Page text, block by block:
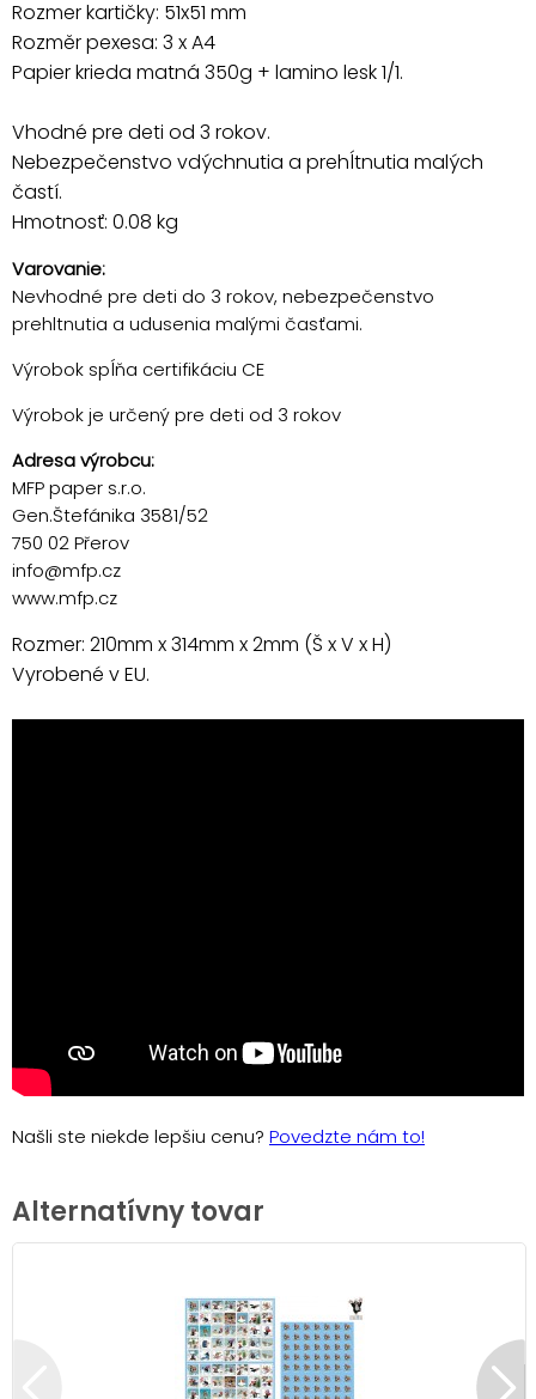
Rozmer kartičky: 51x51 mm
Rozměr pexesa: 3 x A4
Papier krieda matná 350g + lamino lesk 1/1.
Vhodné pre deti od 3 rokov.
Nebezpečenstvo vdýchnutia a prehĺtnutia malých
častí.
Hmotnosť: 0.08 kg
Varovanie:
Nevhodné pre deti do 3 rokov, nebezpečenstvo
prehltnutia a udusenia malými časťami.
Výrobok spĺňa certifikáciu CE
Výrobok je určený pre deti od 3 rokov
Adresa výrobcu:
MFP paper s.r.o.
Gen.Štefánika 3581/52
750 02 Přerov
info@mfp.cz
www.mfp.cz
Rozmer: 210mm x 314mm x 2mm (Š x V x H)
Vyrobené v EU.
Našli ste niekde lepšiu cenu? Povedzte nám to!
Alternatívny tovar